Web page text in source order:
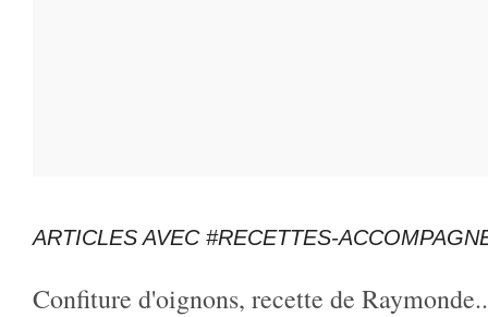
ARTICLES AVEC #RECETTES-
Confiture d'oignons, recette de